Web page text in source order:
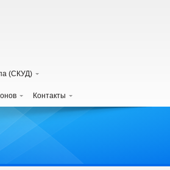
(СКУД)
Контакты